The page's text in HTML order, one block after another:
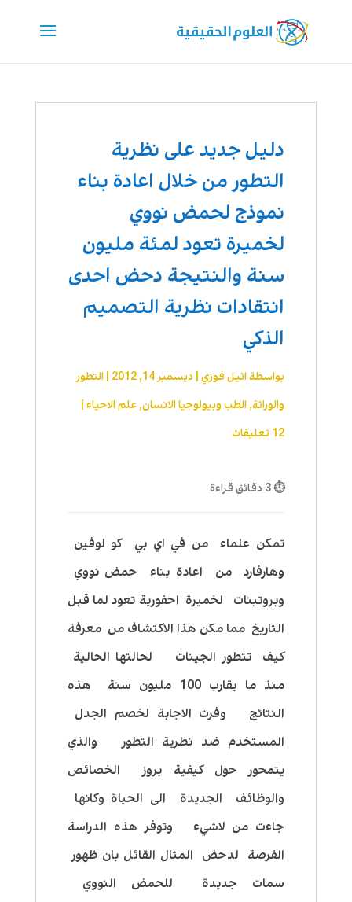
دليل جديد على نظرية
التطور من خلال اعادة بناء
نموذج لحمض نووي
لخميرة تعود لمئة مليون
سنة والنتيجة دحض احدى
انتقادات نظرية التصميم
الذكي
بواسطةاثيل فوزي| ديسمبر 14, 2012
التطور
والوراثة, الطب وبيولوجيا الانسان, علم الاحیاء|
12 تعليقات
⏱ 3 دقائق قراءة
تمكن علماء من في اي بي كو لوفين
وهارفارد من اعادة بناء حمض نووي
وبروتينات لخميرة احفورية تعود لما قبل
التاريخ مما مكن هذا الاكتشاف من معرفة
كيف تتطور الجينات لحالتها الحالية
منذ ما يقارب 100 مليون سنة هذه
النتائج وفرت الاجابة لخصم الجدل
المستخدم ضد نظرية التطور والذي
يتمحور حول كيفية بروز الخصائص
والوظائف الجديدة الى الحياة وكانها
جاءت من لاشيء وتوفر هذه الدراسة
الفرصة لدحض المثال القائل بان ظهور
سمات جديدة للحمض النووي